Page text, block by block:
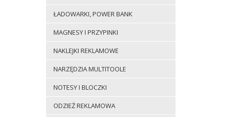
ŁADOWARKI, POWER BANK
MAGNESY I PRZYPINKI
NAKLEJKI REKLAMOWE
NARZĘDZIA MULTITOOLE
NOTESY I BLOCZKI
ODZIEŻ REKLAMOWA